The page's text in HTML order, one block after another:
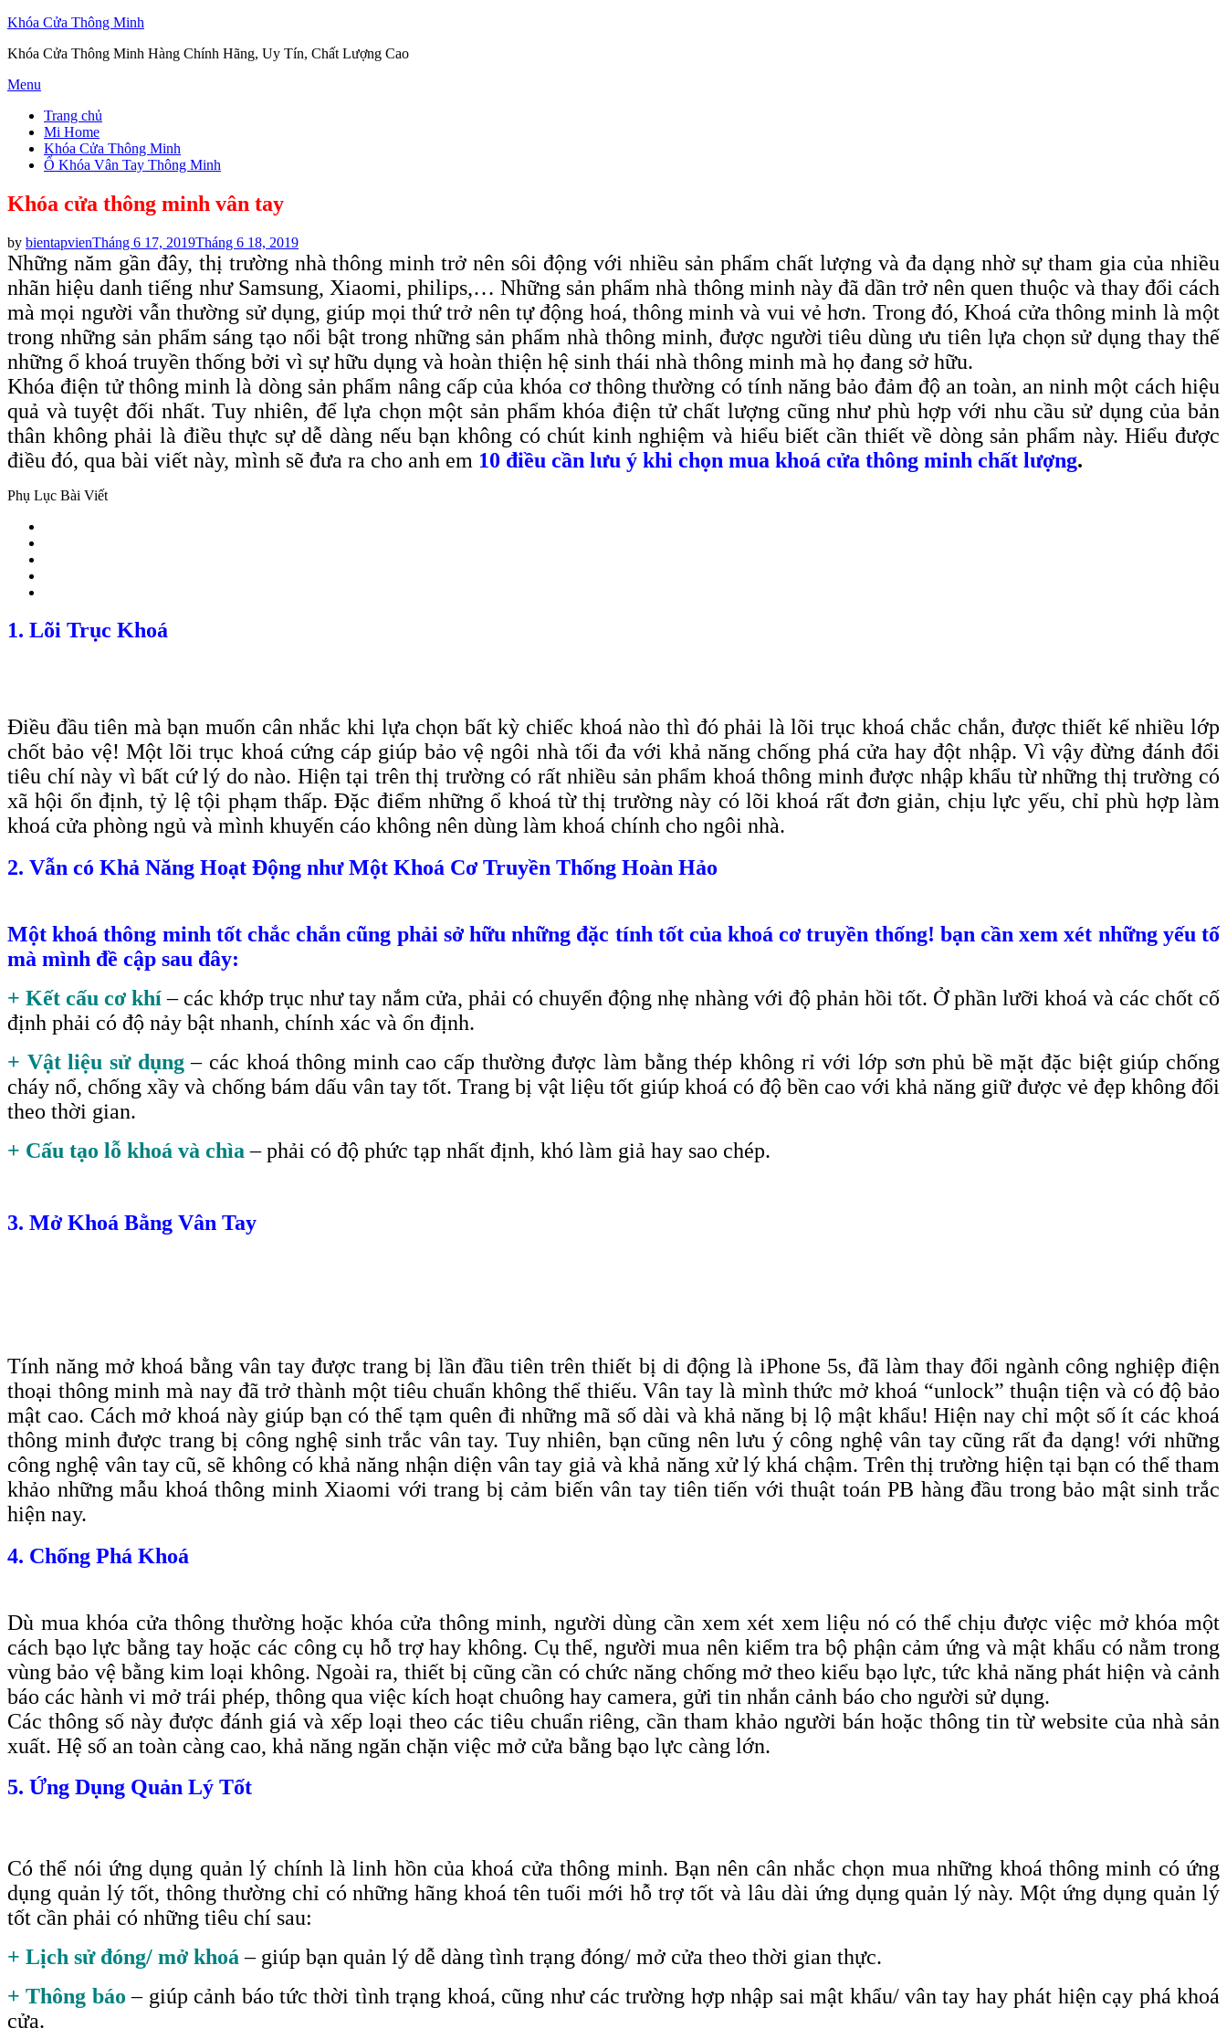
Khóa Cửa Thông Minh
Khóa Cửa Thông Minh Hàng Chính Hãng, Uy Tín, Chất Lượng Cao
Skip
content
Menu
Trang chủ
Mi Home
Khóa Cửa Thông Minh
Ổ Khóa Vân Tay Thông Minh
Khóa cửa thông minh vân tay
by bientapvienPosted
on
Tháng 6 17, 2019Tháng 6 18, 2019
Những năm gần đây, thị trường nhà thông minh trở nên sôi động với nhiều sản phẩm chất lượng và đa dạng nhờ sự tham gia của nhiều
nhãn hiệu danh tiếng như Samsung, Xiaomi, philips,… Những sản phẩm nhà thông minh này đã dần trở nên quen thuộc và thay đổi cách
mà mọi người vẫn thường sử dụng, giúp mọi thứ trở nên tự động hoá, thông minh và vui vẻ hơn. Trong đó, Khoá cửa thông minh là một
trong những sản phẩm sáng tạo nổi bật trong những sản phẩm nhà thông minh, được người tiêu dùng ưu tiên lựa chọn sử dụng thay thế
những ổ khoá truyền thống bởi vì sự hữu dụng và hoàn thiện hệ sinh thái nhà thông minh mà họ đang sở hữu.
Khóa điện tử thông minh là dòng sản phẩm nâng cấp của khóa cơ thông thường có tính năng bảo đảm độ an toàn, an ninh một cách hiệu
quả và tuyệt đối nhất. Tuy nhiên, để lựa chọn một sản phẩm khóa điện tử chất lượng cũng như phù hợp với nhu cầu sử dụng của bản
thân không phải là điều thực sự dễ dàng nếu bạn không có chút kinh nghiệm và hiểu biết cần thiết về dòng sản phẩm này. Hiểu được
điều đó, qua bài viết này, mình sẽ đưa ra cho anh em 10 điều cần lưu ý khi chọn mua khoá cửa thông minh chất lượng.
Phụ Lục Bài Viết
1. Lõi Trục Khoá
Điều đầu tiên mà bạn muốn cân nhắc khi lựa chọn bất kỳ chiếc khoá nào thì đó phải là lõi trục khoá chắc chắn, được thiết kế nhiều lớp
chốt bảo vệ! Một lõi trục khoá cứng cáp giúp bảo vệ ngôi nhà tối đa với khả năng chống phá cửa hay đột nhập. Vì vậy đừng đánh đổi
tiêu chí này vì bất cứ lý do nào. Hiện tại trên thị trường có rất nhiều sản phẩm khoá thông minh được nhập khẩu từ những thị trường có
xã hội ổn định, tỷ lệ tội phạm thấp. Đặc điểm những ổ khoá từ thị trường này có lõi khoá rất đơn giản, chịu lực yếu, chỉ phù hợp làm
khoá cửa phòng ngủ và mình khuyến cáo không nên dùng làm khoá chính cho ngôi nhà.
2. Vẫn có Khả Năng Hoạt Động như Một Khoá Cơ Truyền Thống Hoàn Hảo
Một khoá thông minh tốt chắc chắn cũng phải sở hữu những đặc tính tốt của khoá cơ truyền thống! bạn cần xem xét những yếu tố
mà mình đề cập sau đây:
+ Kết cấu cơ khí– các khớp trục như tay nắm cửa, phải có chuyển động nhẹ nhàng với độ phản hồi tốt. Ở phần lưỡi khoá và các chốt cố
định phải có độ nảy bật nhanh, chính xác và ổn định.
+ Vật liệu sử dụng– các khoá thông minh cao cấp thường được làm bằng thép không rỉ với lớp sơn phủ bề mặt đặc biệt giúp chống
cháy nổ, chống xầy và chống bám dấu vân tay tốt. Trang bị vật liệu tốt giúp khoá có độ bền cao với khả năng giữ được vẻ đẹp không đổi
theo thời gian.
+ Cấu tạo lỗ khoá và chìa – phải có độ phức tạp nhất định, khó làm giả hay sao chép.
3. Mở Khoá Bằng Vân Tay
Tính năng mở khoá bằng vân tay được trang bị lần đầu tiên trên thiết bị di động là iPhone 5s, đã làm thay đổi ngành công nghiệp điện
thoại thông minh mà nay đã trở thành một tiêu chuẩn không thể thiếu. Vân tay là mình thức mở khoá “unlock” thuận tiện và có độ bảo
mật cao. Cách mở khoá này giúp bạn có thể tạm quên đi những mã số dài và khả năng bị lộ mật khẩu! Hiện nay chỉ một số ít các khoá
thông minh được trang bị công nghệ sinh trắc vân tay. Tuy nhiên, bạn cũng nên lưu ý công nghệ vân tay cũng rất đa dạng! với những
công nghệ vân tay cũ, sẽ không có khả năng nhận diện vân tay giả và khả năng xử lý khá chậm. Trên thị trường hiện tại bạn có thể tham
khảo những mẫu khoá thông minh Xiaomi với trang bị cảm biến vân tay tiên tiến với thuật toán PB hàng đầu trong bảo mật sinh trắc
hiện nay.
4. Chống Phá Khoá
Dù mua khóa cửa thông thường hoặc khóa cửa thông minh, người dùng cần xem xét xem liệu nó có thể chịu được việc mở khóa một
cách bạo lực bằng tay hoặc các công cụ hỗ trợ hay không. Cụ thể, người mua nên kiểm tra bộ phận cảm ứng và mật khẩu có nằm trong
vùng bảo vệ bằng kim loại không. Ngoài ra, thiết bị cũng cần có chức năng chống mở theo kiểu bạo lực, tức khả năng phát hiện và cảnh
báo các hành vi mở trái phép, thông qua việc kích hoạt chuông hay camera, gửi tin nhắn cảnh báo cho người sử dụng.
Các thông số này được đánh giá và xếp loại theo các tiêu chuẩn riêng, cần tham khảo người bán hoặc thông tin từ website của nhà sản
xuất. Hệ số an toàn càng cao, khả năng ngăn chặn việc mở cửa bằng bạo lực càng lớn.
5. Ứng Dụng Quản Lý Tốt
Có thể nói ứng dụng quản lý chính là linh hồn của khoá cửa thông minh. Bạn nên cân nhắc chọn mua những khoá thông minh có ứng
dụng quản lý tốt, thông thường chỉ có những hãng khoá tên tuổi mới hỗ trợ tốt và lâu dài ứng dụng quản lý này. Một ứng dụng quản lý
tốt cần phải có những tiêu chí sau:
+ Lịch sử đóng/ mở khoá – giúp bạn quản lý dễ dàng tình trạng đóng/ mở cửa theo thời gian thực.
+ Thông báo – giúp cảnh báo tức thời tình trạng khoá, cũng như các trường hợp nhập sai mật khẩu/ vân tay hay phát hiện cạy phá khoá
cửa.